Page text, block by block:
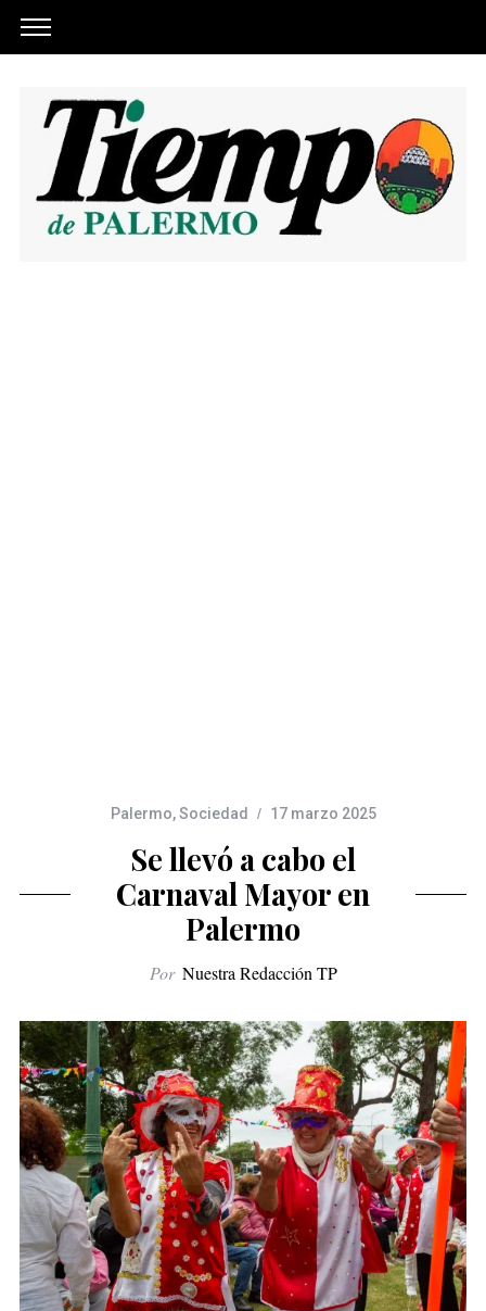
Palermo,Sociedad 17 marzo 2025
Se llevó a cabo el
Carnaval Mayor en
Palermo
Por Nuestra Redacción TP